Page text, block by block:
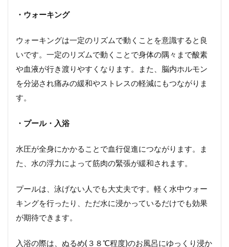
・ウォーキング
ウォーキングは一定のリズムで動くことを意識すると良
いです。一定のリズムで動くことで身体の隅々まで酸素
や血液が行き渡りやすくなります。また、脳内ホルモン
を分泌され痛みの緩和やストレスの軽減にもつながりま
す。
・プール・入浴
水圧が全身にかかることで血行促進につながります。ま
た、水の浮力によって筋肉の緊張が緩和されます。
プールは、泳げない人でも大丈夫です。軽く水中ウォー
キングを行ったり、ただ水に浸かっているだけでも効果
が期待できます。
入浴の際は、ぬるめ(３８℃程度)のお風呂にゆっくり浸か